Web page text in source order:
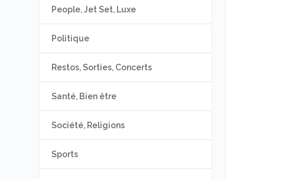
People, Jet Set, Luxe
Politique
Restos, Sorties, Concerts
Santé, Bien être
Société, Religions
Sports